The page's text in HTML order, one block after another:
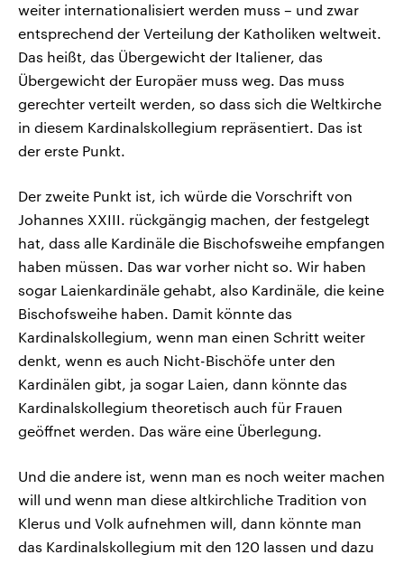
weiter internationalisiert werden muss – und zwar
entsprechend der Verteilung der Katholiken weltweit.
Das heißt, das Übergewicht der Italiener, das
Übergewicht der Europäer muss weg. Das muss
gerechter verteilt werden, so dass sich die Weltkirche
in diesem Kardinalskollegium repräsentiert. Das ist
der erste Punkt.
Der zweite Punkt ist, ich würde die Vorschrift von
Johannes XXIII. rückgängig machen, der festgelegt
hat, dass alle Kardinäle die Bischofsweihe empfangen
haben müssen. Das war vorher nicht so. Wir haben
sogar Laienkardinäle gehabt, also Kardinäle, die keine
Bischofsweihe haben. Damit könnte das
Kardinalskollegium, wenn man einen Schritt weiter
denkt, wenn es auch Nicht-Bischöfe unter den
Kardinälen gibt, ja sogar Laien, dann könnte das
Kardinalskollegium theoretisch auch für Frauen
geöffnet werden. Das wäre eine Überlegung.
Und die andere ist, wenn man es noch weiter machen
will und wenn man diese altkirchliche Tradition von
Klerus und Volk aufnehmen will, dann könnte man
das Kardinalskollegium mit den 120 lassen und dazu